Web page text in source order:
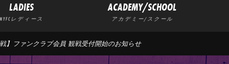
LADIES
MYFCレディース
ACADEMY/SCHOOL
アカデミー/スクール
】ファンクラブ会員 観戦受付開始のお知らせ